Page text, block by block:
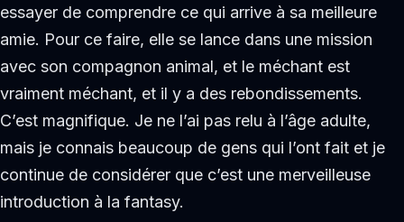
essayer de comprendre ce qui arrive à sa meilleure
amie. Pour ce faire, elle se lance dans une mission
avec son compagnon animal, et le méchant est
vraiment méchant, et il y a des rebondissements.
C’est magnifique. Je ne l’ai pas relu à l’âge adulte,
mais je connais beaucoup de gens qui l’ont fait et je
continue de considérer que c’est une merveilleuse
introduction à la fantasy.